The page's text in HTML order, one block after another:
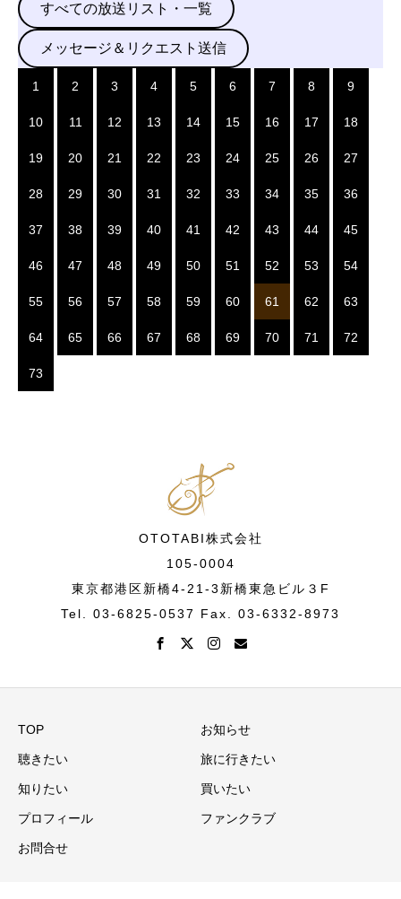
すべての放送リスト・一覧
メッセージ＆リクエスト送信
1 2 3 4 5 6 7 8 9
10 11 12 13 14 15 16 17 18
19 20 21 22 23 24 25 26 27
28 29 30 31 32 33 34 35 36
37 38 39 40 41 42 43 44 45
46 47 48 49 50 51 52 53 54
55 56 57 58 59 60 61 62 63
64 65 66 67 68 69 70 71 72
73
OTOTABI株式会社
105-0004
東京都港区新橋4-21-3新橋東急ビル３F
Tel. 03-6825-0537 Fax. 03-6332-8973
TOP お知らせ
聴きたい 旅に行きたい
知りたい 買いたい
プロフィール ファンクラブ
お問合せ